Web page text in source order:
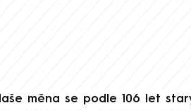
měna se podle 106 let